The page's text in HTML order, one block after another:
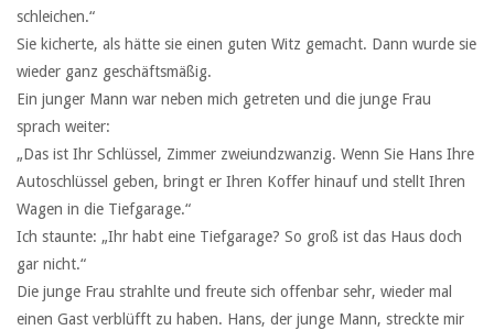
schleichen.“
Sie kicherte, als hätte sie einen guten Witz gemacht. Dann wurde sie
wieder ganz geschäftsmäßig.
Ein junger Mann war neben mich getreten und die junge Frau
sprach weiter:
„Das ist Ihr Schlüssel, Zimmer zweiundzwanzig. Wenn Sie Hans Ihre
Autoschlüssel geben, bringt er Ihren Koffer hinauf und stellt Ihren
Wagen in die Tiefgarage.“
Ich staunte: „Ihr habt eine Tiefgarage? So groß ist das Haus doch
gar nicht.“
Die junge Frau strahlte und freute sich offenbar sehr, wieder mal
einen Gast verblüfft zu haben. Hans, der junge Mann, streckte mir